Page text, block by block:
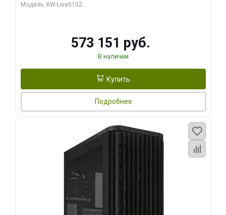
модуля)/ Afox RTX4090 24GB GDDR6X 384-Bit 3xDP
Модель: KW-Live0102
573 151 руб.
В наличии
Купить
Подробнее